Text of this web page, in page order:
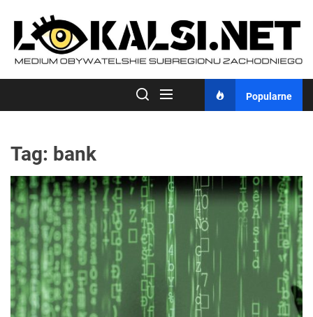
content
Popularne
Tag: bank